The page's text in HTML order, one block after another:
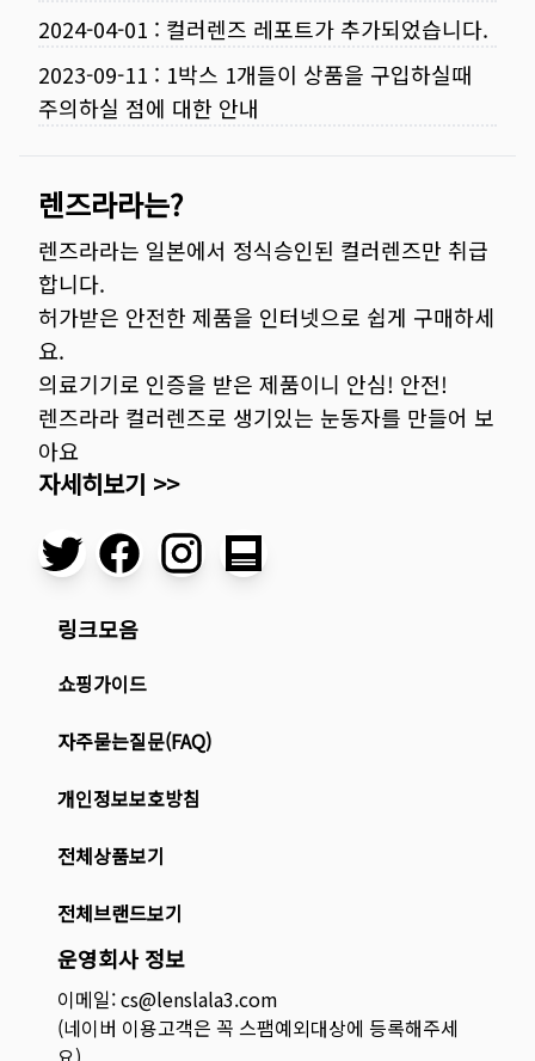
2024-04-01 : 컬러렌즈 레포트가 추가되었습니다.
2023-09-11 : 1박스 1개들이 상품을 구입하실때
주의하실 점에 대한 안내
렌즈라라는?
렌즈라라는 일본에서 정식승인된 컬러렌즈만 취급
합니다.
허가받은 안전한 제품을 인터넷으로 쉽게 구매하세
요.
의료기기로 인증을 받은 제품이니 안심! 안전!
렌즈라라 컬러렌즈로 생기있는 눈동자를 만들어 보
아요
자세히보기 >>
링크모음
쇼핑가이드
자주묻는질문(FAQ)
개인정보보호방침
전체상품보기
전체브랜드보기
운영회사 정보
이메일: cs@lenslala3.com
(네이버 이용고객은 꼭 스팸예외대상에 등록해주세